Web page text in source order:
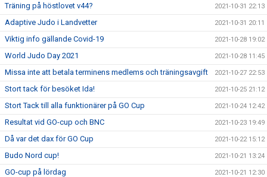
Träning på höstlovet v44? 2021-10-31 22:13
Adaptive Judo i Landvetter 2021-10-31 20:11
Viktig info gällande Covid-19 2021-10-28 19:02
World Judo Day 2021 2021-10-28 11:45
Missa inte att betala terminens medlems och träningsavgift 2021-10-27 22:53
Stort tack för besöket Ida! 2021-10-25 21:12
Stort Tack till alla funktionärer på GO Cup 2021-10-24 12:42
Resultat vid GO-cup och BNC 2021-10-23 19:49
Då var det dax för GO Cup 2021-10-22 15:12
Budo Nord cup! 2021-10-21 13:24
GO-cup på lördag 2021-10-21 12:30